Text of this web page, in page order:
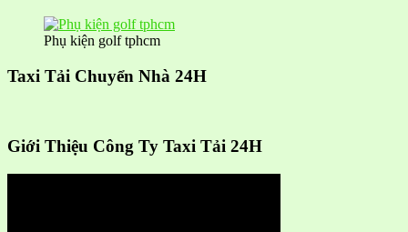
Phụ kiện golf tphcm
Taxi Tải Chuyển Nhà 24H
Giới Thiệu Công Ty Taxi Tải 24H